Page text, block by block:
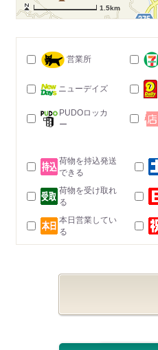
1.5km
営業所
ニューデイズ
PUDOロッカ
ー
荷物を持込発送
できる
荷物を受け取れ
る
本日営業してい
る